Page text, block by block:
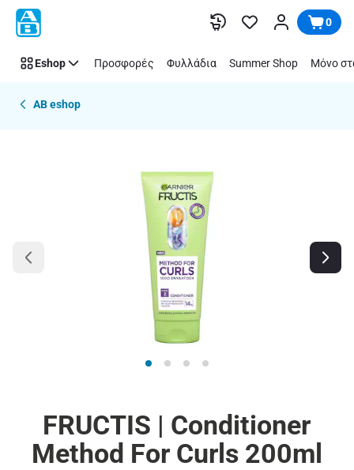
Παράλειψη 0
Eshop Προσφορές Φυλλάδια Summer Shop Μόνο
AB eshop
FRUCTIS | Conditioner
Method For Curls 200ml